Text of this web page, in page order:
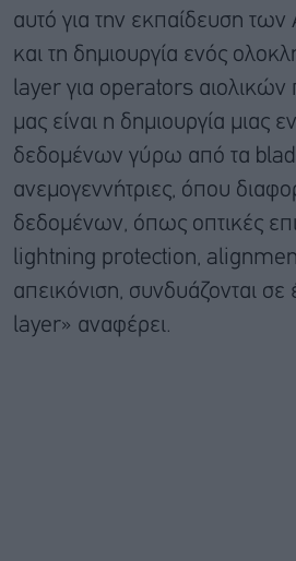
αυτό για την εκπαίδευση
και τη δημιουργία ενός
layer για operators
μας είναι η δημιουργία μιας
δεδομένων γύρω από τα
ανεμογεννήτριες, όπου
δεδομένων, όπως οπτικές
lightning protection,
απεικόνιση, συνδυάζονται σε
layer» αναφέρει.